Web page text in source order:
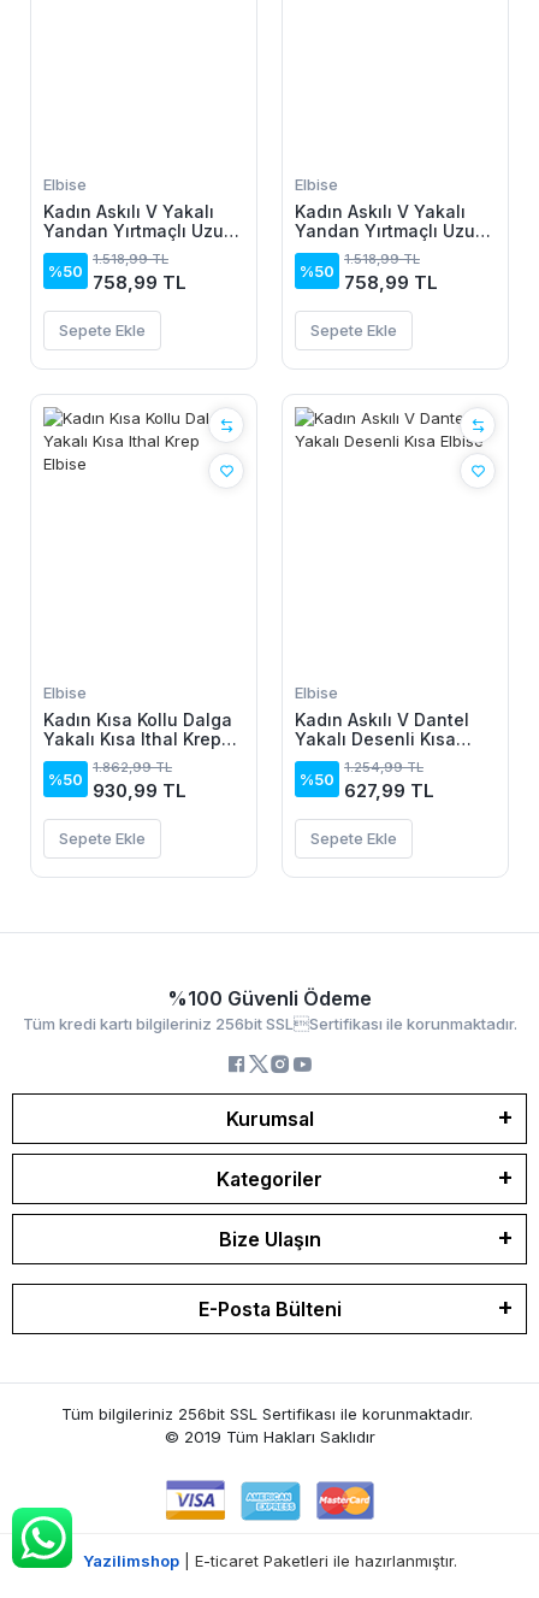
Elbise
Kadın Askılı V Yakalı
Yandan Yırtmaçlı Uzun
Viskon Elbise
%50
1.518,99 TL
758,99 TL
Sepete Ekle
Elbise
Kadın Askılı V Yakalı
Yandan Yırtmaçlı Uzun
Viskon Elbise
%50
1.518,99 TL
758,99 TL
Sepete Ekle
Elbise
Kadın Kısa Kollu Dalga
Yakalı Kısa Ithal Krep
Elbise
%50
1.862,99 TL
930,99 TL
Sepete Ekle
Elbise
Kadın Askılı V Dantel
Yakalı Desenli Kısa
Elbise
%50
1.254,99 TL
627,99 TL
Sepete Ekle
%100 Güvenli Ödeme
Tüm kredi kartı bilgileriniz 256bit SSLSertifikası ile korunmaktadır.
Kurumsal
Kategoriler
Bize Ulaşın
E-Posta Bülteni
Tüm bilgileriniz 256bit SSL Sertifikası ile korunmaktadır.
© 2019 Tüm Hakları Saklıdır
Yazilimshop| E-ticaret Paketleri ile hazırlanmıştır.